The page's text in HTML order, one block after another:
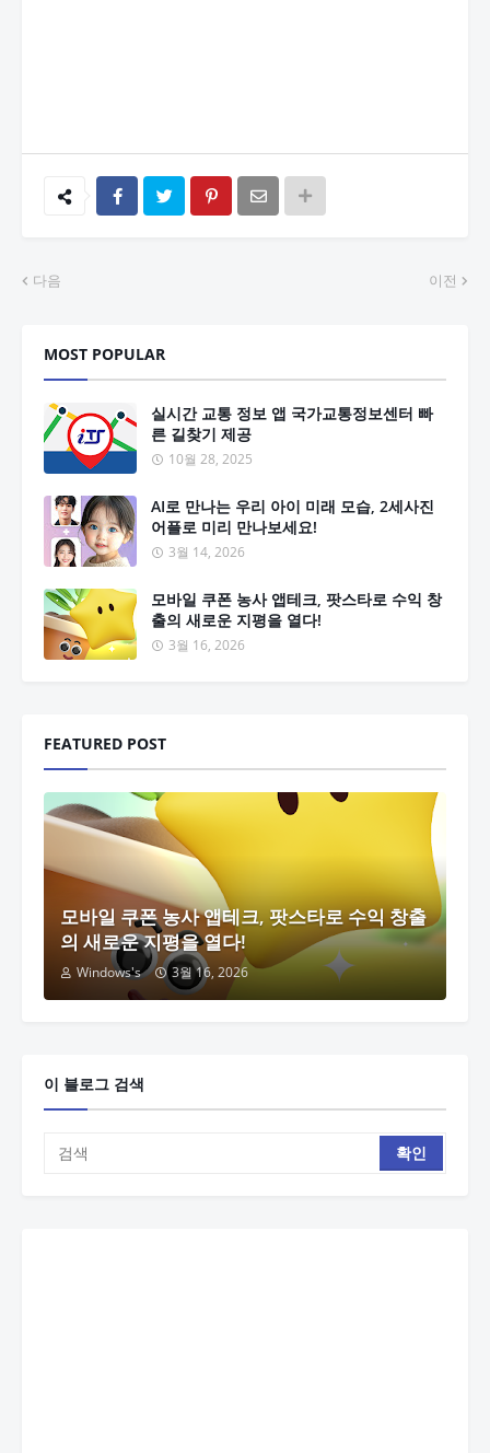
다음 이전
MOST POPULAR
실시간 교통 정보 앱 국가교통정보센터 빠
른 길찾기 제공
10월 28, 2025
AI로 만나는 우리 아이 미래 모습, 2세사진
어플로 미리 만나보세요!
3월 14, 2026
모바일 쿠폰 농사 앱테크, 팟스타로 수익 창
출의 새로운 지평을 열다!
3월 16, 2026
FEATURED POST
모바일 쿠폰 농사 앱테크, 팟스타로 수익 창출
의 새로운 지평을 열다!
Windows's 3월 16, 2026
이 블로그 검색